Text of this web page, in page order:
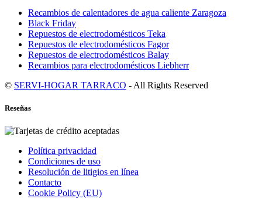
Recambios de calentadores de agua caliente Zaragoza
Black Friday
Repuestos de electrodomésticos Teka
Repuestos de electrodomésticos Fagor
Repuestos de electrodomésticos Balay
Recambios para electrodomésticos Liebherr
© SERVI-HOGAR TARRACO - All Rights Reserved
Reseñas
Política privacidad
Condiciones de uso
Resolución de litigios en línea
Contacto
Cookie Policy (EU)